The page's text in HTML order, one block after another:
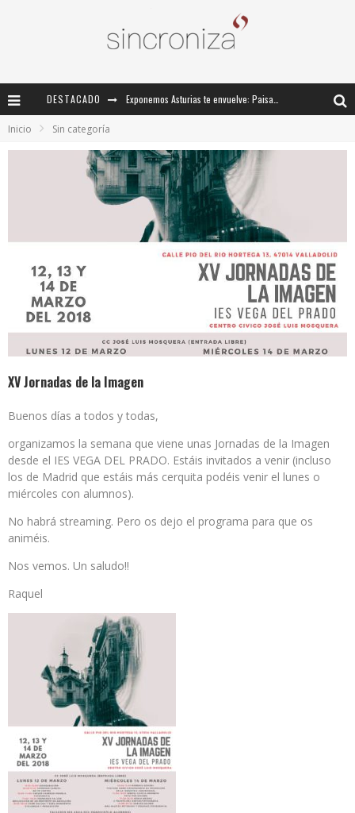
DESTACADO
Inicio Sin categoría
XV Jornadas de la Imagen
Buenos días a todos y todas,
organizamos la semana que viene unas Jornadas de la Imagen
desde el IES VEGA DEL PRADO. Estáis invitados a venir (incluso
los de Madrid que estáis más cerquita podéis venir el lunes o
miércoles con alumnos).
No habrá streaming. Pero os dejo el programa para que os
animéis.
Nos vemos. Un saludo!!
Raquel